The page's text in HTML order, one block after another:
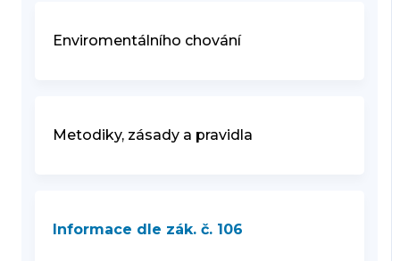
Enviromentálního chování
Metodiky, zásady a pravidla
Informace dle zák. č. 106